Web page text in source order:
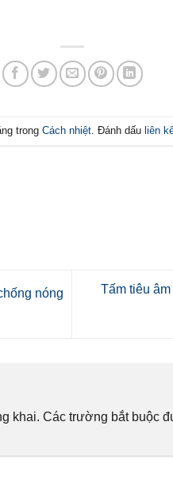
trong Cách nhiệt. Đánh dấu liên
nóng
Tấm tiêu
khai. Các trường bắt buộc